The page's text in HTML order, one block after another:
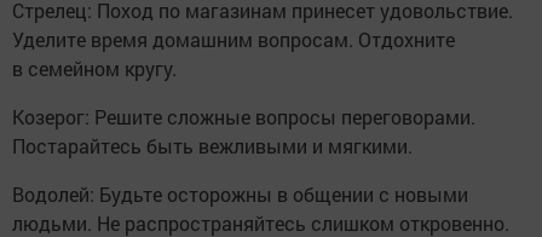
Стрелец: Поход по магазинам принесет удовольствие.
Уделите время домашним вопросам. Отдохните
в семейном кругу.
Козерог: Решите сложные вопросы переговорами.
Постарайтесь быть вежливыми и мягкими.
Водолей: Будьте осторожны в общении с новыми
людьми. Не распространяйтесь слишком откровенно.